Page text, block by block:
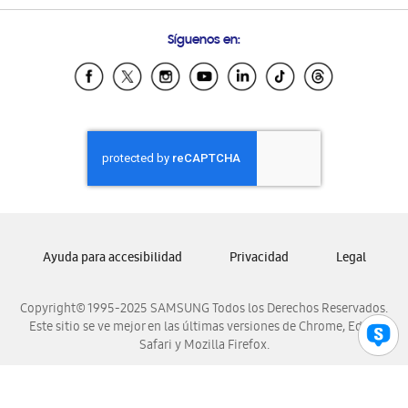
Samsung Ecuador
Samsung El Salvador
Samsung Honduras
Samsung Nicaragua
Samsung Panamá
Samsung Venezuela
Síguenos en:
Copyright© 1995-2025 SAMSUNG Todos los Derechos Reservados.
Este sitio se ve mejor en las últimas versiones de Chrome, Edge,
Safari y Mozilla Firefox.
Ayuda para accesibilidad Privacidad Legal